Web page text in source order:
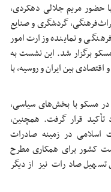
حضور مریم جلالی دهکردی،
گردشگری و صنایع
و نماینده وزارت امور
برگزار شد. این نشست به
بین ایران و روسیه، با
در مسکو با بخش‌های سیاسی،
قرار گرفت. همچنین،
اسلامی در زمینه صادرات
کشور برای همکاری مطرح
صادرات نیز از دیگر